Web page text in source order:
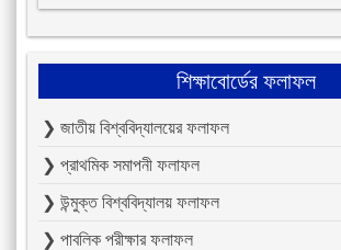
শিক্ষাবোর্ডের ফলাফল
❯ জাতীয় বিশ্ববিদ্যালয়ের ফলাফল
❯ প্রাথমিক সমাপনী ফলাফল
❯ উন্মুক্ত বিশ্ববিদ্যালয় ফলাফল
❯ পাবলিক পরীক্ষার ফলাফল